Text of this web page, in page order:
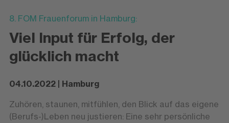
8. FOM Frauenforum in Hamburg:
Viel Input für Erfolg, der
glücklich macht
04.10.2022 | Hamburg
Zuhören, staunen, mitfühlen, den Blick auf das eigene
(Berufs-)Leben neu justieren: Eine sehr persönliche